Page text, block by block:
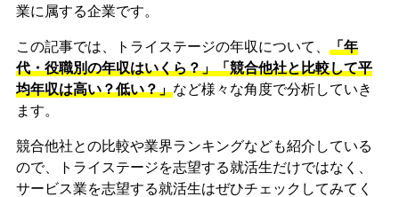
業に属する企業です。
この記事では、トライステージの年収について、 「年
代・役職別の年収はいくら？」「競合他社と比較して平
均年収は高い？低い？」など様々な角度で分析していき
ます。
競合他社との比較や業界ランキングなども紹介している
ので、トライステージを志望する就活生だけではなく、
サービス業を志望する就活生はぜひチェックしてみてく